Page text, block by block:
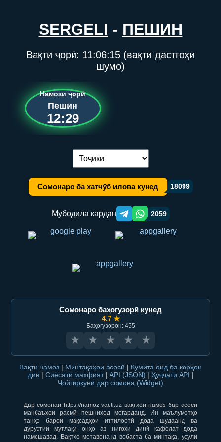
SERGELI - ПЕШИН
Вақти ҷорӣ: 11:06:15 (вақти дастгоҳи
шумо)
Намози ҷорӣ
Пешин
12:29
Иваз кардани забон:
Сомонаро ба хатчӯб илова кунед 18099
Мубодила кардан Telegram orqali ulashish
WhatsApp orqali ulashish
2059
Сомонаро баҳогузорӣ кунед
4.7 ★
Баҳогузорон: 455
★ ★ ★ ★ ★
Вақти намоз | Минтақаҳои асосӣ | Кумита оид ба корҳои
дин | Сиёсати махфият | API (JSON) | Ҳуҷҷати API |
Ҷойгиркунӣ дар сомона (Widget)
Дар сомонаи https://namoz-vaqti.uz вақтҳои намоз бар асоси
манбаъҳои расмӣ пешниҳод мегарданд. Ин маълумотҳо
танҳо барои мақсадҳои иттилоотӣ дода шудаанд ва
дурустии мутлақи онҳо аз нигоҳи динӣ кафолат дода
намешавад. Вақтҳо метавонанд вобаста ба минтақа, усули